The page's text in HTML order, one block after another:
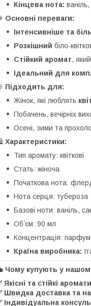
Кінцева нота:
Основні переваги:
Інтенсивніше та
Розкішний біло-
Стійкий аромат,
Ідеальний для
Підходить для:
Жінок, які люблять
Побачень, вечірніх
Осені, зими та
Характеристики:
Тип аромату: квіткові
Стать: жіноча
Початкова нота:
Нота серця: тубероза
Базові ноти: ваніль,
Обʼєм: 90 мл
Концентрація:
Країна виробника:
Чому купують у
Якісні та стійкі
Швидка доставка та
Індивідуальна